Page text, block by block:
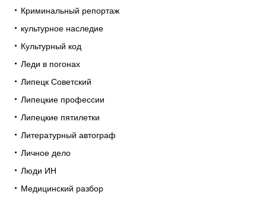
Криминальный репортаж
культурное наследие
Культурный код
Леди в погонах
Липецк Советский
Липецкие профессии
Липецкие пятилетки
Литературный автограф
Личное дело
Люди ИН
Медицинский разбор